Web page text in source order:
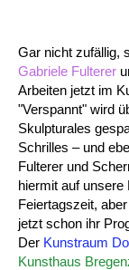
Gar nicht zufällig,
Gabriele Fulterer
Arbeiten jetzt im
"Verspannt" wird
Skulpturales
Schrilles – und
Fulterer und
hiermit auf
Feiertagszeit,
jetzt schon ihr
Der Kunstraum
Kunsthaus